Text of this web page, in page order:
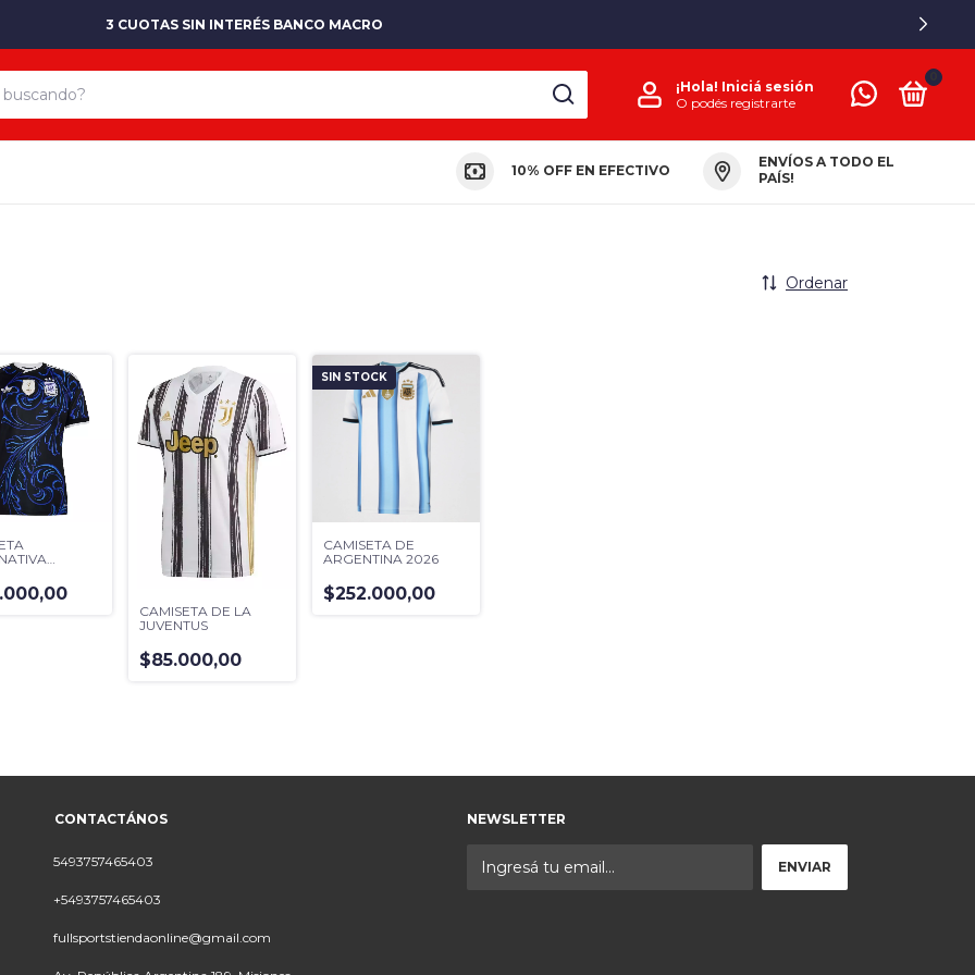
3 CUOTAS SIN INTERÉS BANCO MACRO
¡Hola! Iniciá sesión
O podés registrarte
10% OFF EN EFECTIVO
ENVÍOS A TODO EL
PAÍS!
Ordenar
CAMISETA DE LA
JUVENTUS
$85.000,00
SIN STOCK
CAMISETA DE
ARGENTINA 2026
$252.000,00
CONTACTÁNOS
5493757465403
+5493757465403
fullsportstiendaonline@gmail.com
NEWSLETTER